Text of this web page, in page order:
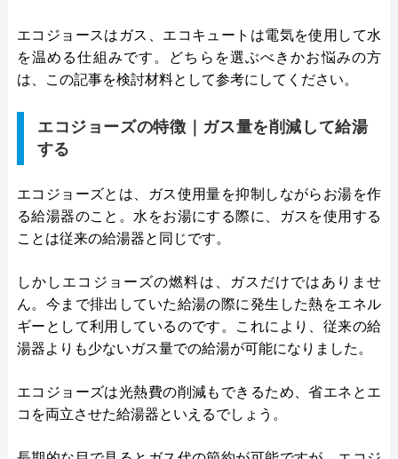
エコジョースはガス、エコキュートは電気を使用して水
を温める仕組みです。どちらを選ぶべきかお悩みの方
は、この記事を検討材料として参考にしてください。
エコジョーズの特徴｜ガス量を削減して給湯
する
エコジョーズとは、ガス使用量を抑制しながらお湯を作
る給湯器のこと。水をお湯にする際に、ガスを使用する
ことは従来の給湯器と同じです。
しかしエコジョーズの燃料は、ガスだけではありませ
ん。今まで排出していた給湯の際に発生した熱をエネル
ギーとして利用しているのです。これにより、従来の給
湯器よりも少ないガス量での給湯が可能になりました。
エコジョーズは光熱費の削減もできるため、省エネとエ
コを両立させた給湯器といえるでしょう。